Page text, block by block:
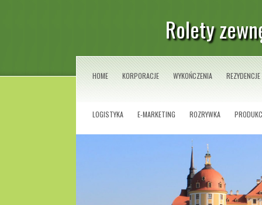
Rolety
HOME KORPORACJE WYKOŃCZENIA REZYDENCJE
LOGISTYKA E-MARKETING ROZRYWKA